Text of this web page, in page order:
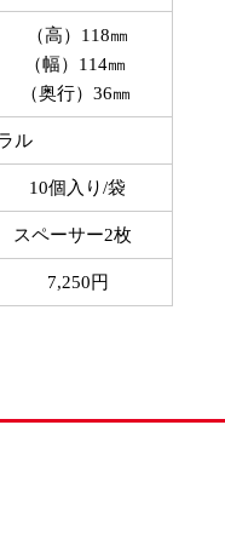
（高）118㎜
（幅）114㎜
（奥行）36㎜
ル
10個入り/袋
スペーサー2枚
7,250円